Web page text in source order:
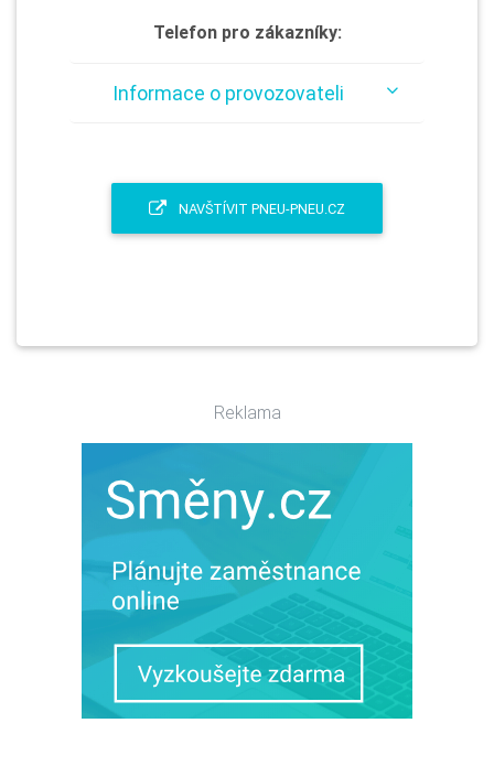
Telefon pro zákazníky:
Informace o provozovateli
NAVŠTÍVIT PNEU-PNEU.CZ
Reklama